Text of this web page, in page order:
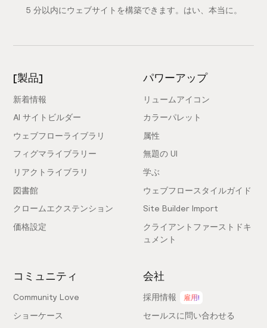
5 分以内にウェブサイトを構築できます。はい、本当に。
[製品]
新着情報
AI サイトビルダー
ウェブフローライブラリ
フィグマライブラリー
リアクトライブラリ
図書館
クロームエクステンション
価格設定
パワーアップ
リュームアイコン
カラーパレット
属性
無題の UI
学ぶ
ウェブフロースタイルガイド
Site Builder Import
クライアントファーストドキ
ュメント
コミュニティ
Community Love
ショーケース
会社
採用情報 雇用!
セールスに問い合わせる